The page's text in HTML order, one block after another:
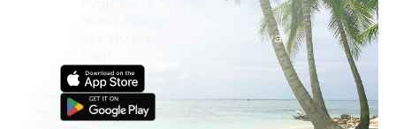
Sve što je bitno, uvijek na dohvat